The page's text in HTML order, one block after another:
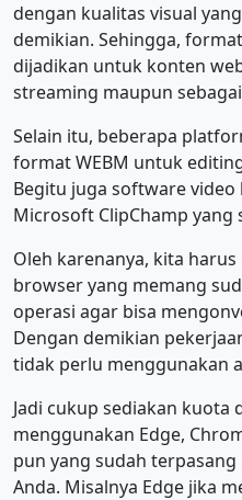
dengan kualitas visual
demikian. Sehingga,
dijadikan untuk konten
streaming maupun
Selain itu, beberapa
format WEBM untuk
Begitu juga software
Microsoft ClipChamp yang
Oleh karenanya, kita
browser yang memang
operasi agar bisa
Dengan demikian
tidak perlu menggunakan
Jadi cukup sediakan kuota
menggunakan Edge,
pun yang sudah
Anda. Misalnya Edge jika